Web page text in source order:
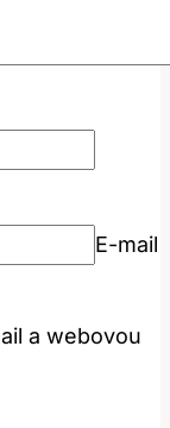
E-mail
a webovou